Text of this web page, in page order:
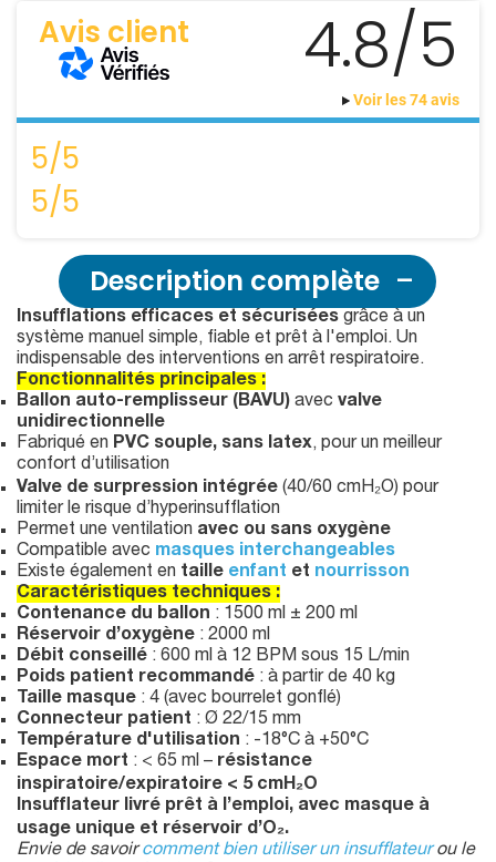
Avis client 4.8/5
Voir les 74 avis
5/5
5/5
Description complète
Insufflations efficaces et sécurisées grâce à un
système manuel simple, fiable et prêt à l'emploi. Un
indispensable des interventions en arrêt respiratoire.
Fonctionnalités principales :
Ballon auto-remplisseur (BAVU) avec valve
unidirectionnelle
Fabriqué en PVC souple, sans latex, pour un meilleur
confort d’utilisation
Valve de surpression intégrée (40/60 cmH₂O) pour
limiter le risque d’hyperinsufflation
Permet une ventilation avec ou sans oxygène
Compatible avec masques interchangeables
Existe également en taille enfant et nourrisson
Caractéristiques techniques :
Contenance du ballon : 1500 ml ± 200 ml
Réservoir d’oxygène : 2000 ml
Débit conseillé : 600 ml à 12 BPM sous 15 L/min
Poids patient recommandé : à partir de 40 kg
Taille masque : 4 (avec bourrelet gonflé)
Connecteur patient : Ø 22/15 mm
Température d'utilisation : -18°C à +50°C
Espace mort : < 65 ml – résistance
inspiratoire/expiratoire < 5 cmH₂O
Insufflateur livré prêt à l’emploi, avec masque à
usage unique et réservoir d’O₂.
Envie de savoircomment bien utiliser un insufflateurou le